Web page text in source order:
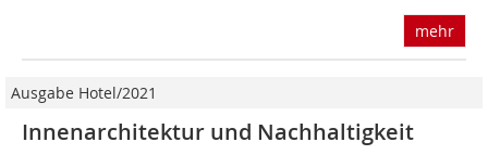
mehr
Ausgabe Hotel/2021
Innenarchitektur und Nachhaltigkeit